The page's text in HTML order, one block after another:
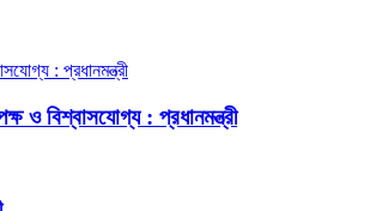
ও বিশ্বাসযোগ্য : প্রধানমন্ত্রী